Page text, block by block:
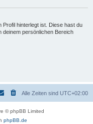
Profil hinterlegt ist. Diese hast du
deinem persönlichen Bereich
Alle Zeiten sind UTC+02:00
© phpBB Limited
phpBB.de